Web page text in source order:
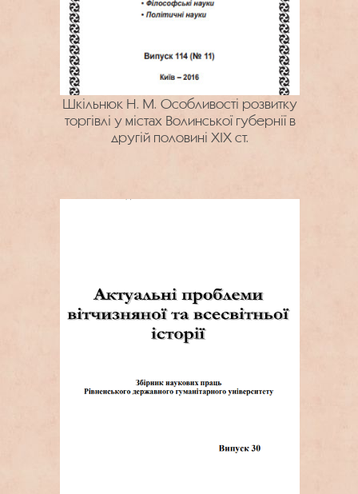
Шкільнюк Н. М. Особливості розвитку
торгівлі у містах Волинської губернії в
другій половині ХІХ ст.